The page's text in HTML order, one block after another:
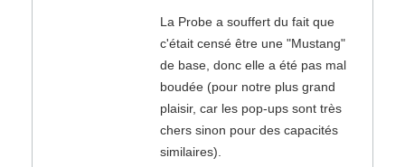
La Probe a souffert du fait que
c'était censé être une "Mustang"
de base, donc elle a été pas mal
boudée (pour notre plus grand
plaisir, car les pop-ups sont très
chers sinon pour des capacités
similaires).